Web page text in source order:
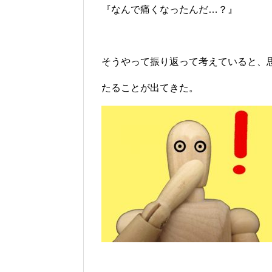
『なんで痛くなったんだ…？』
そうやって振り返って考えていると、
たることが出てきた。